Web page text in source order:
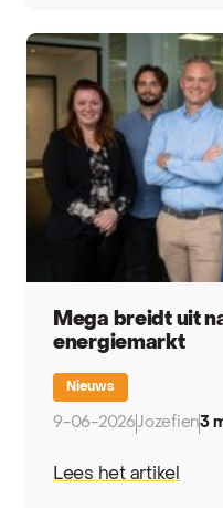
Mega breidt uit
energiemarkt
Nieuws
9-06-2026Jozefien3
Lees het artikel